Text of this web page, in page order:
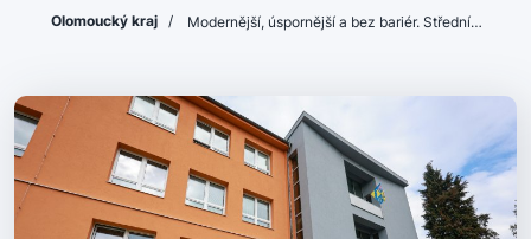
Olomoucký kraj / Modernější, úspornější a bez bariér. Střední…